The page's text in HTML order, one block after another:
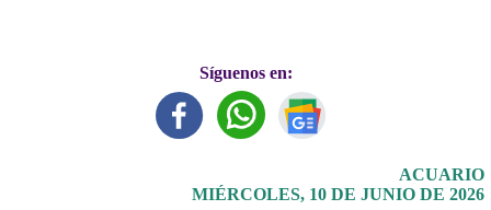
Síguenos en:
ACUARIO
MIÉRCOLES, 10 DE JUNIO DE 2026